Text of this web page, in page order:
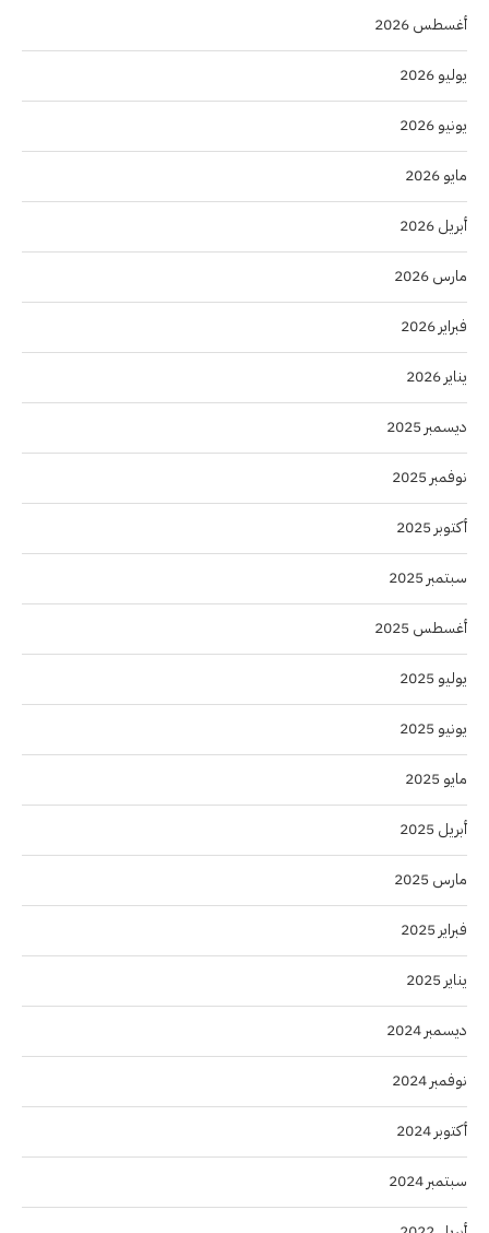
أغسطس 2026
يوليو 2026
يونيو 2026
مايو 2026
أبريل 2026
مارس 2026
فبراير 2026
يناير 2026
ديسمبر 2025
نوفمبر 2025
أكتوبر 2025
سبتمبر 2025
أغسطس 2025
يوليو 2025
يونيو 2025
مايو 2025
أبريل 2025
مارس 2025
فبراير 2025
يناير 2025
ديسمبر 2024
نوفمبر 2024
أكتوبر 2024
سبتمبر 2024